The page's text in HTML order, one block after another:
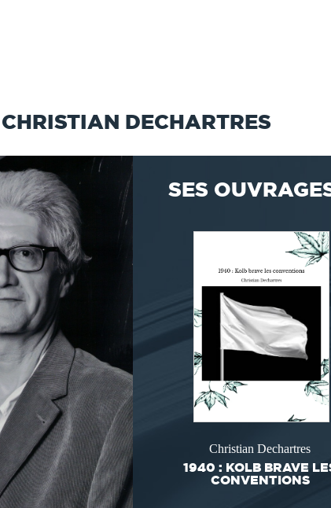
DECHARTRES
SES
Christian Dechartres
1940 : KOLB BRAVE
CONVENTIONS